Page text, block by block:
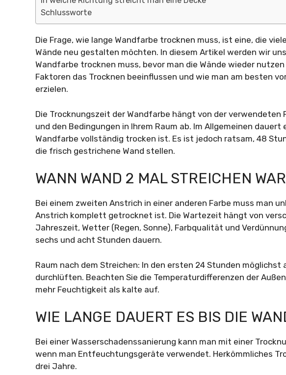
Schlussworte
Die Frage, wie lange Wandfarbe trocknen muss, ist eine, die
Wände neu gestalten möchten. In diesem Artikel werden wir
Wandfarbe trocknen muss, bevor man die Wände wieder
Faktoren das Trocknen beeinflussen und wie man am besten
erzielen.
Die Trocknungszeit der Wandfarbe hängt von der verwendeten
und den Bedingungen in Ihrem Raum ab. Im Allgemeinen
Wandfarbe vollständig trocken ist. Es ist jedoch ratsam, 48
die frisch gestrichene Wand stellen.
WANN WAND 2 MAL STREICHEN
Bei einem zweiten Anstrich in einer anderen Farbe muss man
Anstrich komplett getrocknet ist. Die Wartezeit hängt von
Jahreszeit, Wetter (Regen, Sonne), Farbqualität und
sechs und acht Stunden dauern.
Raum nach dem Streichen: In den ersten 24 Stunden
durchlüften. Beachten Sie die Temperaturdifferenzen der
mehr Feuchtigkeit als kalte auf.
WIE LANGE DAUERT ES BIS DIE
Bei einer Wasserschadenssanierung kann man mit einer
wenn man Entfeuchtungsgeräte verwendet. Herkömmliches
drei Jahre.